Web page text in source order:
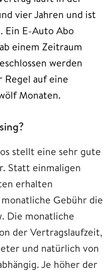
vier Jahren und ist
Ein E-Auto Abo
einem Zeitraum
werden
Regel auf eine
Monaten.
stellt eine sehr gute
Statt einmaligen
erhalten
Gebühr die
Die monatliche
der Vertragslaufzeit,
und natürlich von
Je höher der